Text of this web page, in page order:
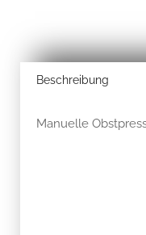
Beschreibung
Manuelle